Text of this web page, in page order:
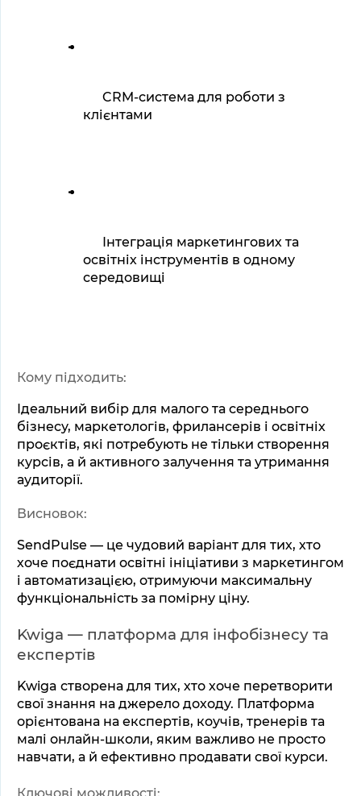
CRM-система для роботи з
клієнтами
Інтеграція маркетингових та
освітніх інструментів в одному
середовищі
Кому підходить:
Ідеальний вибір для малого та середнього
бізнесу, маркетологів, фрилансерів і освітніх
проєктів, які потребують не тільки створення
курсів, а й активного залучення та утримання
аудиторії.
Висновок:
SendPulse — це чудовий варіант для тих, хто
хоче поєднати освітні ініціативи з маркетингом
і автоматизацією, отримуючи максимальну
функціональність за помірну ціну.
Kwiga — платформа для інфобізнесу та
експертів
Kwiga створена для тих, хто хоче перетворити
свої знання на джерело доходу. Платформа
орієнтована на експертів, коучів, тренерів та
малі онлайн-школи, яким важливо не просто
навчати, а й ефективно продавати свої курси.